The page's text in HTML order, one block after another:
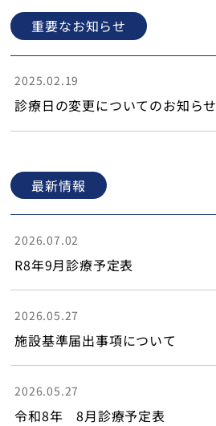
診療所について
外来のご案内
重要なお知らせ
2025.02.19
診療日の変更についてのお知らせ
最新情報
2026.07.02
R8年9月診療予定表
2026.05.27
施設基準届出事項について
2026.05.27
令和8年 8月診療予定表